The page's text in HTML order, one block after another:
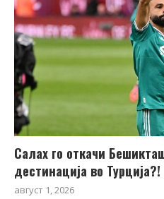
Салах го откачи
дестинација во Турција?!
август 1, 2026